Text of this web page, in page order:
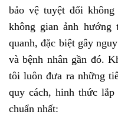
bảo vệ tuyệt đối
không gian ảnh
quanh, đặc biệt gây
và bệnh nhân gần đó.
tôi luôn đưa ra những
quy cách, hinh thức
chuẩn nhất: